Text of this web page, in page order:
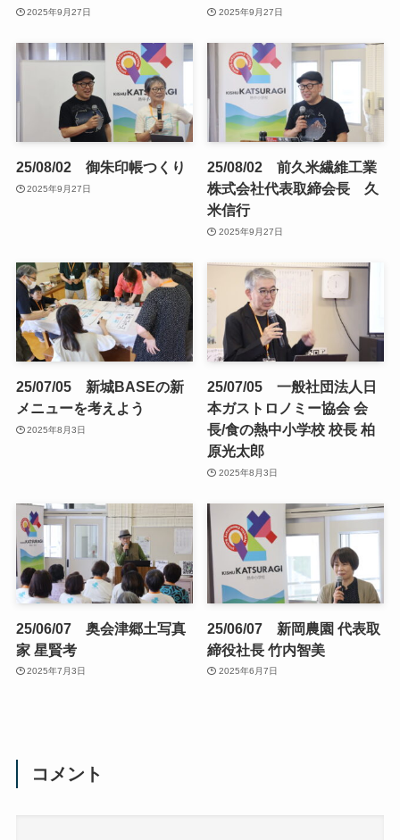
2025年9月27日 2025年9月27日
25/08/02 御朱印帳つくり
2025年9月27日
25/08/02 前久米繊維工業
株式会社代表取締会長 久
米信行
2025年9月27日
25/07/05 新城BASEの新
メニューを考えよう
2025年8月3日
25/07/05 一般社団法人日
本ガストロノミー協会 会
長/食の熱中小学校 校長 柏
原光太郎
2025年8月3日
25/06/07 奥会津郷土写真
家 星賢考
2025年7月3日
25/06/07 新岡農園 代表取
締役社長 竹内智美
2025年6月7日
コメント